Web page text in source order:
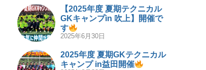
【2025年度 夏期テクニカル
GKキャンプin 吹上】開催で
す
2025年6月30日
2025年度 夏期GKテクニカル
キャンプ in益田開催